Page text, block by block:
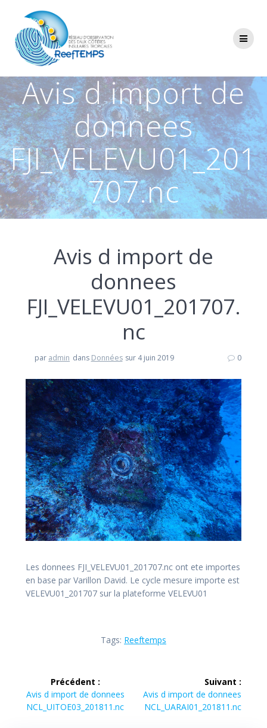
Avis d import de
donnees
FJI_VELEVU01_201
707.nc
Avis d import de
donnees
FJI_VELEVU01_201707.
nc
par admin dans Données sur 4 juin 2019 0
Les donnees FJI_VELEVU01_201707.nc ont ete importes
en base par Varillon David. Le cycle mesure importe est
VELEVU01_201707 sur la plateforme VELEVU01
Tags: Reeftemps
Navigation
de
Précédent :
Article
précédent :
Avis d import de donnees
NCL_UITOE03_201811.nc
Suivant :
Article
suivant :
Avis d import de donnees
NCL_UARAI01_201811.nc